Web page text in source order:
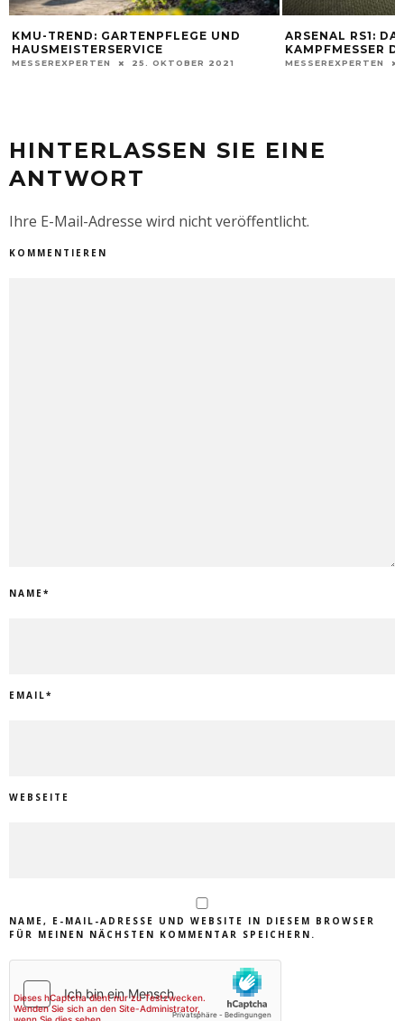
KMU-TREND: GARTENPFLEGE UND
HAUSMEISTERSERVICE
MESSEREXPERTEN 25. OKTOBER 2021
ARSENAL RS1:
KAMPFMESSER
MESSEREXPERTEN
HINTERLASSEN SIE EINE
ANTWORT
Ihre E-Mail-Adresse wird nicht veröffentlicht.
KOMMENTIEREN
NAME*
EMAIL*
WEBSEITE
NAME, E-MAIL-ADRESSE UND WEBSITE IN DIESEM BROWSER
FÜR MEINEN NÄCHSTEN KOMMENTAR SPEICHERN.